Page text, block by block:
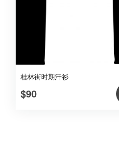
桂林街时期汗衫
$90